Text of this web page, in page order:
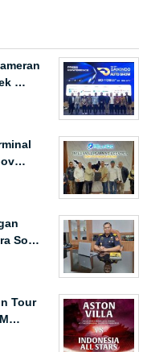
…
So…
Tour
M…